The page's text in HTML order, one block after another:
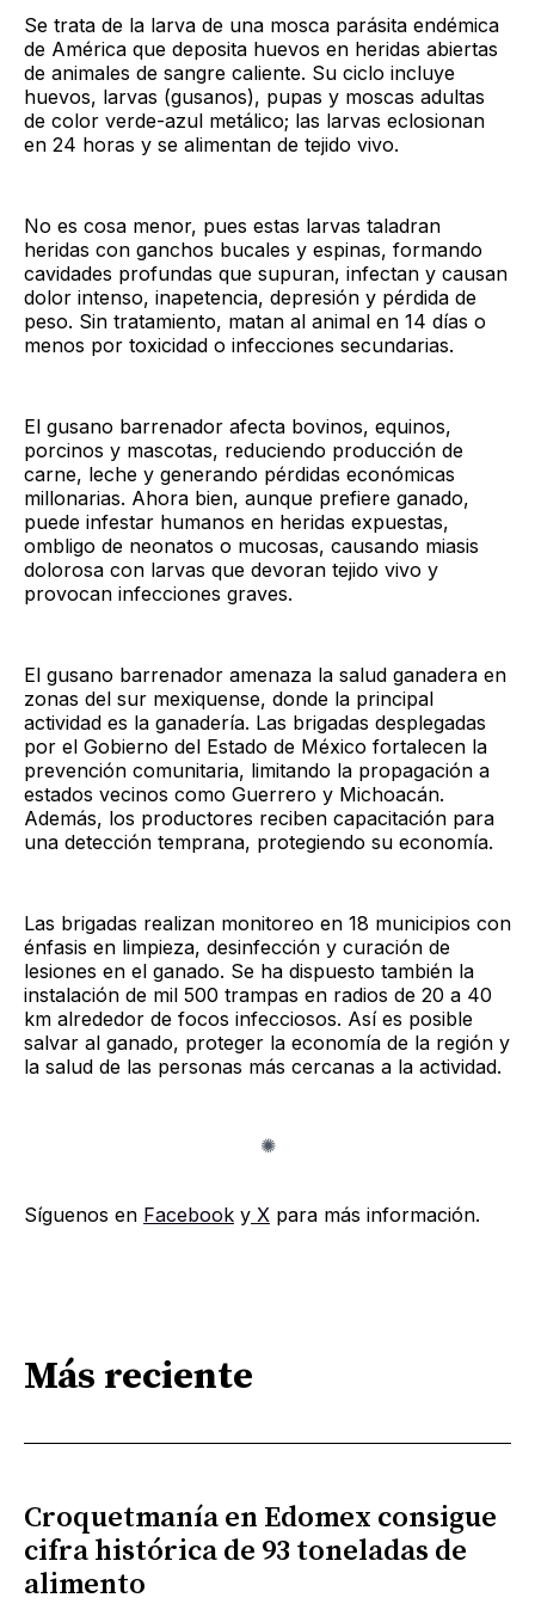
Se trata de la larva de una mosca parásita endémica
de América que deposita huevos en heridas abiertas
de animales de sangre caliente. Su ciclo incluye
huevos, larvas (gusanos), pupas y moscas adultas
de color verde-azul metálico; las larvas eclosionan
en 24 horas y se alimentan de tejido vivo.
No es cosa menor, pues estas larvas taladran
heridas con ganchos bucales y espinas, formando
cavidades profundas que supuran, infectan y causan
dolor intenso, inapetencia, depresión y pérdida de
peso. Sin tratamiento, matan al animal en 14 días o
menos por toxicidad o infecciones secundarias.
El gusano barrenador afecta bovinos, equinos,
porcinos y mascotas, reduciendo producción de
carne, leche y generando pérdidas económicas
millonarias. Ahora bien, aunque prefiere ganado,
puede infestar humanos en heridas expuestas,
ombligo de neonatos o mucosas, causando miasis
dolorosa con larvas que devoran tejido vivo y
provocan infecciones graves.
El gusano barrenador amenaza la salud ganadera en
zonas del sur mexiquense, donde la principal
actividad es la ganadería. Las brigadas desplegadas
por el Gobierno del Estado de México fortalecen la
prevención comunitaria, limitando la propagación a
estados vecinos como Guerrero y Michoacán.
Además, los productores reciben capacitación para
una detección temprana, protegiendo su economía.
Las brigadas realizan monitoreo en 18 municipios con
énfasis en limpieza, desinfección y curación de
lesiones en el ganado. Se ha dispuesto también la
instalación de mil 500 trampas en radios de 20 a 40
km alrededor de focos infecciosos. Así es posible
salvar al ganado, proteger la economía de la región y
la salud de las personas más cercanas a la actividad.
Síguenos en Facebook y X para más información.
Más reciente
Croquetmanía en Edomex consigue
cifra histórica de 93 toneladas de
alimento